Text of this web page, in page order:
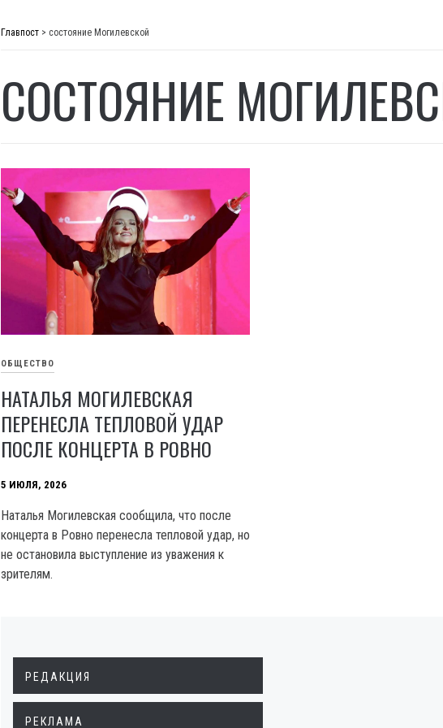
Главпост > состояние Могилевской
СОСТОЯНИЕ
ОБЩЕСТВО
НАТАЛЬЯ МОГИЛЕВСКАЯ
ПЕРЕНЕСЛА ТЕПЛОВОЙ УДАР
ПОСЛЕ КОНЦЕРТА В РОВНО
5 ИЮЛЯ, 2026
Наталья Могилевская сообщила, что после
концерта в Ровно перенесла тепловой удар, но
не остановила выступление из уважения к
зрителям.
РЕДАКЦИЯ
РЕКЛАМА